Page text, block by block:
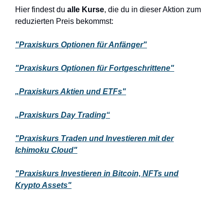
Hier findest du alle Kurse, die du in dieser Aktion zum
reduzierten Preis bekommst:
"Praxiskurs Optionen für Anfänger"
"Praxiskurs Optionen für Fortgeschrittene"
„Praxiskurs Aktien und ETFs"
„Praxiskurs Day Trading“
"Praxiskurs Traden und Investieren mit der
Ichimoku Cloud"
"Praxiskurs Investieren in Bitcoin, NFTs und
Krypto Assets"